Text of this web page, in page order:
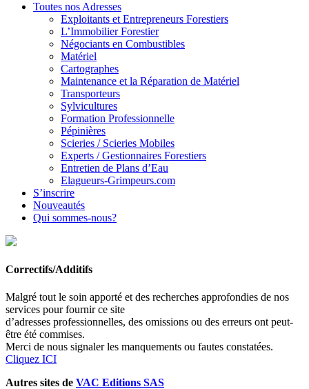
Toutes nos Adresses
Exploitants et Entrepreneurs Forestiers
L’Immobilier Forestier
Négociants en Combustibles
Matériel
Cartographes
Maintenance et la Réparation de Matériel
Transporteurs
Sylvicultures
Formation Professionnelle
Pépinières
Scieries / Scieries Mobiles
Experts / Gestionnaires Forestiers
Entretien de Plans d’Eau
Elagueurs-Grimpeurs.com
S’inscrire
Nouveautés
Qui sommes-nous?
Correctifs/Additifs
Malgré tout le soin apporté et des recherches approfondies de nos
services pour fournir ce site
d’adresses professionnelles, des omissions ou des erreurs ont peut-
être été commises.
Merci de nous signaler les manquements ou fautes constatées.
Cliquez ICI
Autres sites de VAC Editions SAS